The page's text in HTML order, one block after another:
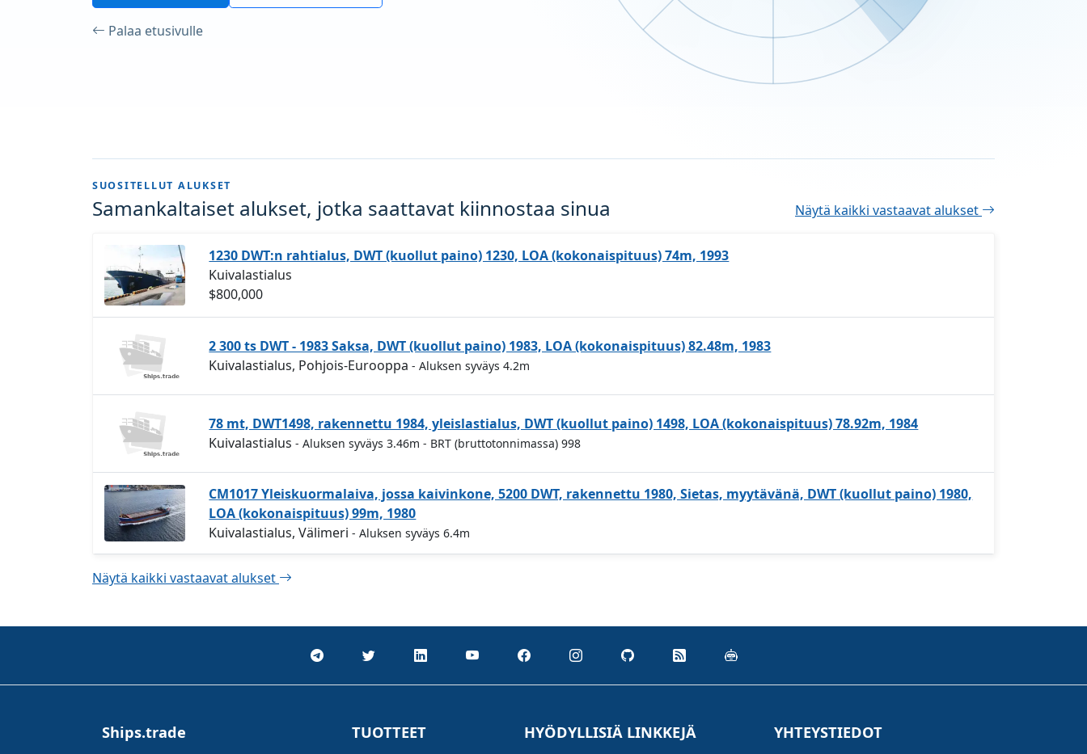
Palaa etusivulle
SUOSITELLUT ALUKSET
Samankaltaiset alukset, jotka saattavat kiinnostaa sinua Näytä kaikki vastaavat alukset
1230 DWT:n rahtialus, DWT (kuollut paino) 1230, LOA (kokonaispituus) 74m, 1993
Kuivalastialus
$800,000
2 300 ts DWT - 1983 Saksa, DWT (kuollut paino) 1983, LOA (kokonaispituus) 82.48m, 1983
Kuivalastialus, Pohjois-Eurooppa- Aluksen syväys 4.2m
78 mt, DWT1498, rakennettu 1984, yleislastialus, DWT (kuollut paino) 1498, LOA (kokonaispituus) 78.92m, 1984
Kuivalastialus- Aluksen syväys 3.46m - BRT (bruttotonnimassa) 998
CM1017 Yleiskuormalaiva, jossa kaivinkone, 5200 DWT, rakennettu 1980, Sietas, myytävänä, DWT (kuollut paino) 1980,
LOA (kokonaispituus) 99m, 1980
Kuivalastialus, Välimeri- Aluksen syväys 6.4m
Näytä kaikki vastaavat alukset
Ships.trade TUOTTEET HYÖDYLLISIÄ LINKKEJÄ YHTEYSTIEDOT